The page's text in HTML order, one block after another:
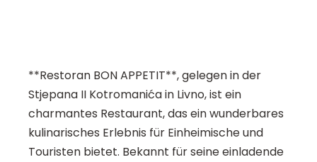
**Restoran BON APPETIT**, gelegen in der
Stjepana II Kotromanića in Livno, ist ein
charmantes Restaurant, das ein wunderbares
kulinarisches Erlebnis für Einheimische und
Touristen bietet. Bekannt für seine einladende